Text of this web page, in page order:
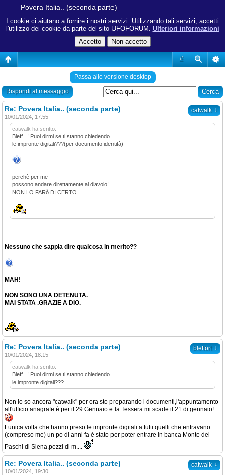
I cookie ci aiutano a fornire i nostri servizi. Utilizzando tali servizi, accetti
l'utilizzo dei cookie da parte del sito UFOFORUM. Ulteriori informazioni
#
Povera Italia.. (seconda parte)
Passa allo versione desktop
Rispondi al messaggio
catwalk ↓
Re: Povera Italia.. (seconda parte)
10/01/2024, 17:55
catwalk ha scritto:
Bleff...! Puoi dirmi se ti stanno chiedendo
le impronte digitali???(per documento identità)
perchè per me
possono andare direttamente al diavolo!
NON LO FARò DI CERTO.
Nessuno che sappia dire qualcosa in merito??
MAH!
NON SONO UNA DETENUTA.
MAI STATA .GRAZIE A DIO.
bleffort ↓
Re: Povera Italia.. (seconda parte)
10/01/2024, 18:15
catwalk ha scritto:
Bleff...! Puoi dirmi se ti stanno chiedendo
le impronte digitali???
Non lo so ancora "catwalk" per ora sto preparando i documenti,l'appuntamento
all'ufficio anagrafe è per il 29 Gennaio e la Tessera mi scade il 21 di gennaio!.
Lunica volta che hanno preso le impronte digitali a tutti quelli che entravano
(compreso me) un po di anni fa è stato per poter entrare in banca Monte dei
Paschi di Siena,pezzi di m....
catwalk ↓
Re: Povera Italia.. (seconda parte)
10/01/2024, 19:30